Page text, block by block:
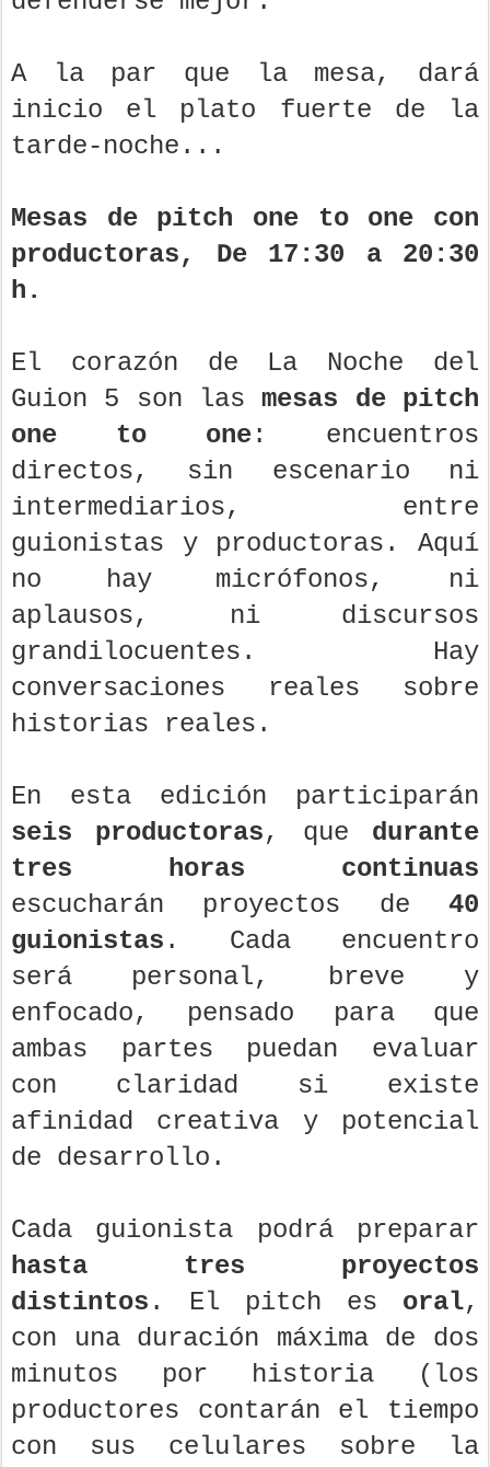
A la par que la mesa, dará
inicio el plato fuerte de la
tarde-noche...
Mesas de pitch one to one con
productoras, De 17:30 a 20:30
h.
El corazón de La Noche del
Guion 5 son las mesas de pitch
one to one: encuentros
directos, sin escenario ni
intermediarios, entre
guionistas y productoras. Aquí
no hay micrófonos, ni
aplausos, ni discursos
grandilocuentes. Hay
conversaciones reales sobre
historias reales.
En esta edición participarán
seis productoras, que durante
tres horas continuas
escucharán proyectos de 40
guionistas . Cada encuentro
será personal, breve y
enfocado, pensado para que
ambas partes puedan evaluar
con claridad si existe
afinidad creativa y potencial
de desarrollo.
Cada guionista podrá preparar
hasta tres proyectos
distintos . El pitch es oral,
con una duración máxima de dos
minutos por historia (los
productores contarán el tiempo
con sus celulares sobre la